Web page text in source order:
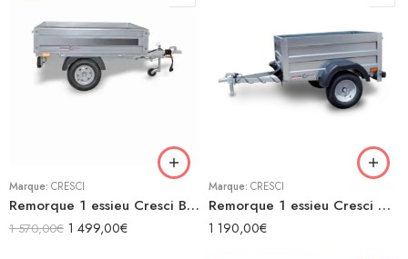
Marque: CRESCI
Remorque 1 essieu Cresci B3SA
1 570,00€ 1 499,00€
Marque: CRESCI
Remorque 1 essieu Cresci H3 S.F.
1 190,00€